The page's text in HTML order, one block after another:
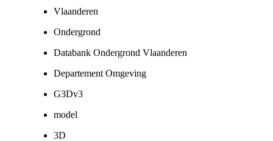
Vlaanderen
Ondergrond
Databank Ondergrond Vlaanderen
Departement Omgeving
G3Dv3
model
3D